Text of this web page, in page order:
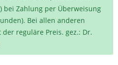
bei Zahlung per Überweisung
Bei allen anderen
reguläre Preis. gez.: Dr.